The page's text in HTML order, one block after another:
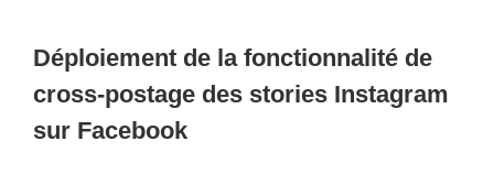
Déploiement de la fonctionnalité de
cross-postage des stories Instagram
sur Facebook